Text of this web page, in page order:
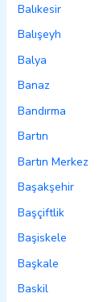
Balıkesir
Balışeyh
Balya
Banaz
Bandırma
Bartın
Bartın Merkez
Başakşehir
Başçiftlik
Başiskele
Başkale
Baskil